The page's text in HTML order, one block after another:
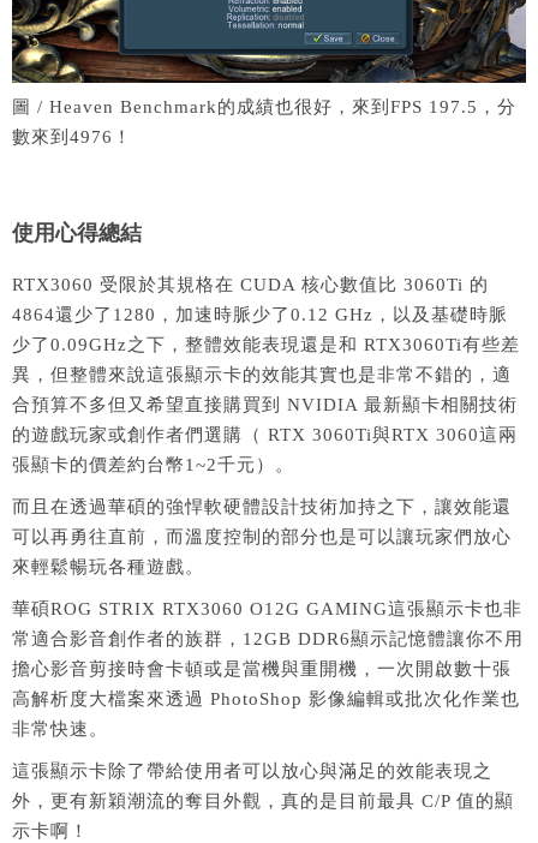
圖 / Heaven Benchmark的成績也很好，來到FPS 197.5，分
數來到4976！
使用心得總結
RTX3060 受限於其規格在 CUDA 核心數值比 3060Ti 的
4864還少了1280，加速時脈少了0.12 GHz，以及基礎時脈
少了0.09GHz之下，整體效能表現還是和 RTX3060Ti有些差
異，但整體來說這張顯示卡的效能其實也是非常不錯的，適
合預算不多但又希望直接購買到 NVIDIA 最新顯卡相關技術
的遊戲玩家或創作者們選購（ RTX 3060Ti與RTX 3060這兩
張顯卡的價差約台幣1~2千元）。
而且在透過華碩的強悍軟硬體設計技術加持之下，讓效能還
可以再勇往直前，而溫度控制的部分也是可以讓玩家們放心
來輕鬆暢玩各種遊戲。
華碩ROG STRIX RTX3060 O12G GAMING這張顯示卡也非
常適合影音創作者的族群，12GB DDR6顯示記憶體讓你不用
擔心影音剪接時會卡頓或是當機與重開機，一次開啟數十張
高解析度大檔案來透過 PhotoShop 影像編輯或批次化作業也
非常快速。
這張顯示卡除了帶給使用者可以放心與滿足的效能表現之
外，更有新穎潮流的奪目外觀，真的是目前最具 C/P 值的顯
示卡啊！